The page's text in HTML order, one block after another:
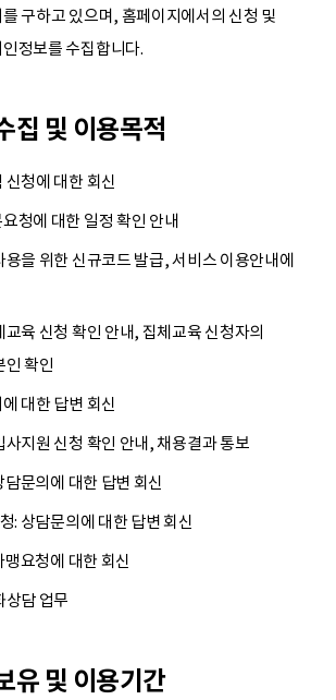
구하고 있으며, 홈페이지에서의 신청 및
정보를 수집합니다.
집 및 이용목적
신청에 대한 회신
청에 대한 일정 확인 안내
용을 위한 신규코드 발급, 서비스 이용안내에
육 신청 확인 안내, 집체교육 신청자의
인 확인
대한 답변 회신
사지원 신청 확인 안내, 채용결과 통보
문의에 대한 답변 회신
: 상담문의에 대한 답변 회신
요청에 대한 회신
상담 업무
유 및 이용기간